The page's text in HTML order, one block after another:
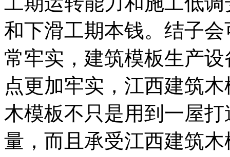
和下滑工期本钱。结子
常牢实，建筑模板生产
点更加牢实，江西建筑
木模板不只是用到一屋
量，而且承受江西建筑